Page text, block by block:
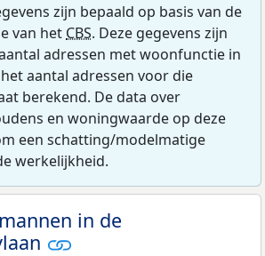
zijn bepaald op basis van de
van het CBS. Deze gegevens zijn
adressen met woonfunctie in
aantal adressen voor die
berekend. De data over
en woningwaarde op deze
een schatting/modelmatige
werkelijkheid.
in de